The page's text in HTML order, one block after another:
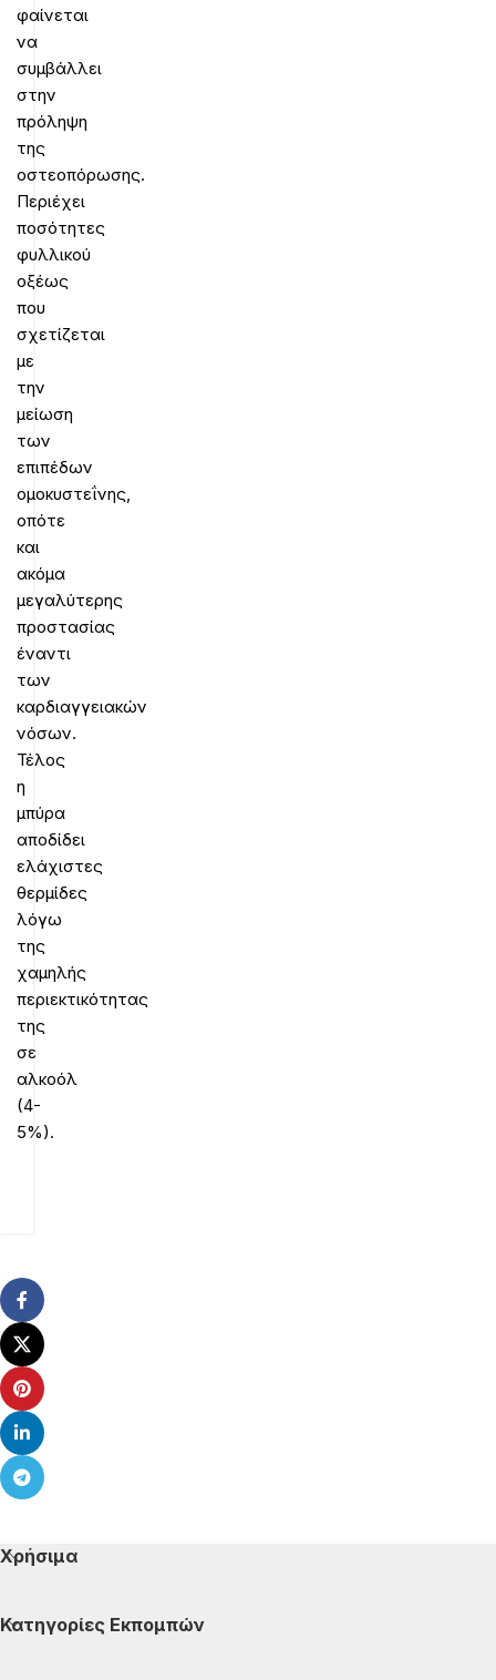
φαίνεται
να
συμβάλλει
στην
πρόληψη
της
οστεοπόρωσης.
Περιέχει
ποσότητες
φυλλικού
οξέως
που
σχετίζεται
με
την
μείωση
των
επιπέδων
ομοκυστεΐνης,
οπότε
και
ακόμα
μεγαλύτερης
προστασίας
έναντι
των
καρδιαγγειακών
νόσων.
Τέλος
η
μπύρα
αποδίδει
ελάχιστες
θερμίδες
λόγω
της
χαμηλής
περιεκτικότητας
της
σε
αλκοόλ
(4-
5%).
Χρήσιμα
Κατηγορίες Εκπομπών